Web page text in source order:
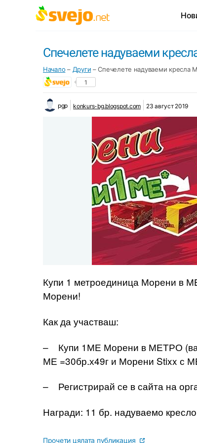
Спечелете надуваеми
Начало – Други –Спечелете надуваеми кресла
1
pgp konkurs-bg.blogspot.com 23 август 2019
Купи 1 метроединица Морени в
Морени!
Как да участваш:
– Купи 1МЕ Морени в МЕТРО
МЕ =30бр.х49г и Морени Stixx с
– Регистрирай се в сайта на
Награди: 11 бр. надуваемо
Прочети цялата публикация